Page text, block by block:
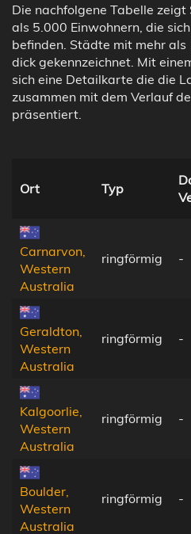
Die nachfolgene Tabelle
als 5.000 Einwohnern, die
befinden. Städte mit mehr
dick gekennzeichnet. Mit
sich eine Detailkarte die die
zusammen mit dem Verlauf
präsentiert.
Ort Typ
Carnarvon,
Western
Australia
ringförmig -
Geraldton,
Western
Australia
ringförmig -
Kalgoorlie,
Western
Australia
ringförmig -
Boulder,
Western
Australia
ringförmig -